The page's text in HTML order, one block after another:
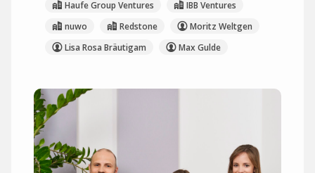
Haufe Group Ventures
IBB Ventures
nuwo
Redstone
Moritz Weltgen
Lisa Rosa Bräutigam
Max Gulde